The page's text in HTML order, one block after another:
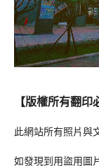
【版權所有翻印
此網站所有照片與
如發現到用盜用圖